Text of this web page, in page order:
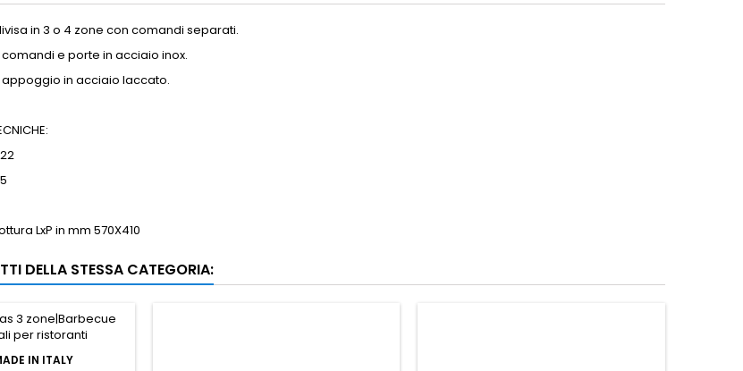
in 3 o 4 zone con comandi separati.
e porte in acciaio inox.
appoggio in acciaio laccato.
LxP in mm 570X410
DELLA STESSA CATEGORIA:
IN ITALY